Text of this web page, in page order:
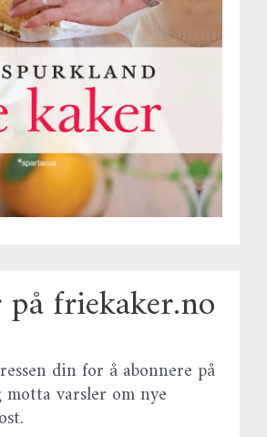
friekaker.no
din for å abonnere på
varsler om nye